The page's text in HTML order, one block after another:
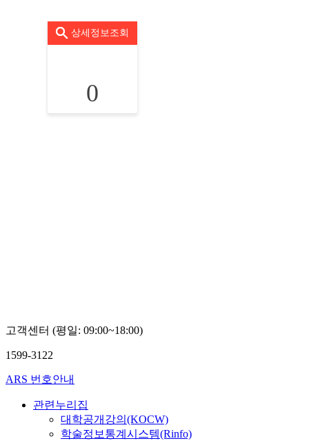
상세정보조회
0
고객센터 (평일: 09:00~18:00)
1599-3122
ARS 번호안내
관련누리집
대학공개강의(KOCW)
학술정보통계시스템(Rinfo)